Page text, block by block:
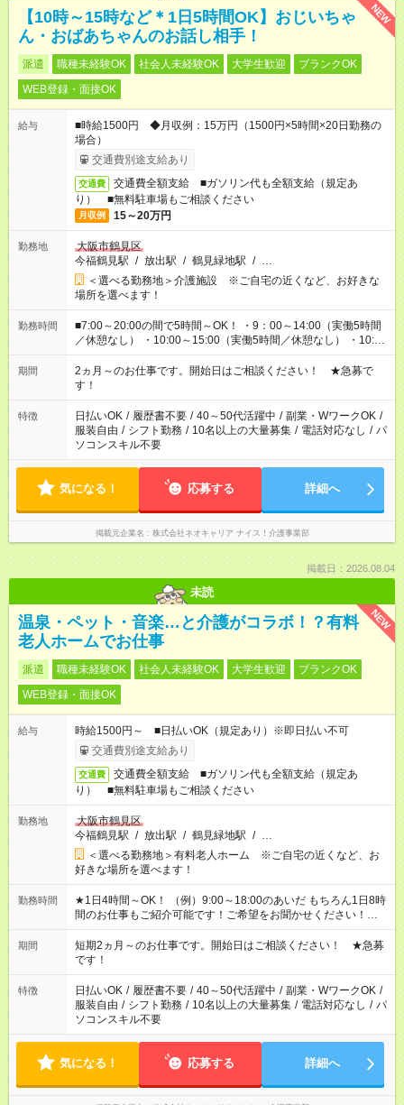
NEW
【10時～15時など＊1日5時間OK】おじいちゃ
ん・おばあちゃんのお話し相手！
派遣 職種未経験OK 社会人未経験OK 大学生歓迎
ブランクOK
WEB登録・面接OK
給与
■時給1500円 ◆月収例：15万円（1500円×5時間×20日勤務の
場合）
交通費別途支給あり
交通費
交通費全額支給 ■ガソリン代も全額支給（規定あ
り） ■無料駐車場もご相談ください
月収例 15～20万円
勤務地
大阪市鶴見区
今福鶴見駅 / 放出駅 / 鶴見緑地駅 / …
＜選べる勤務地＞介護施設 ※ご自宅の近くなど、お好きな
場所を選べます！
勤務時間
■7:00～20:00の間で5時間～OK！ ・9：00～14:00（実働5時間
／休憩なし） ・10:00～15:00（実働5時間／休憩なし） ・10:00
～16:00（実働5時間／休憩1時間） ・7：00～12:00（実働5時間
／休憩なし） ・12:00～17:00（実働5時間／休憩1時間） など ※
シフト制／上記は一例です。 ご希望をお聞かせください。
期間
2ヵ月～のお仕事です。開始日はご相談ください！ ★急募で
す！
特徴 日払いOK / 履歴書不要 / 40～50代活躍中 / 副業・WワークOK /
服装自由 / シフト勤務 / 10名以上の大量募集 / 電話対応なし / パ
ソコンスキル不要
気になる！ 応募する 詳細へ
掲載元企業名 株式会社ネオキャリア ナイス！介護事業部
掲載日：2026.08.04
未読
NEW
温泉・ペット・音楽…と介護がコラボ！？有料
老人ホームでお仕事
派遣 職種未経験OK 社会人未経験OK 大学生歓迎
ブランクOK
WEB登録・面接OK
給与
時給1500円～ ■日払いOK（規定あり）※即日払い不可
交通費別途支給あり
交通費
交通費全額支給 ■ガソリン代も全額支給（規定あ
り） ■無料駐車場もご相談ください
勤務地
大阪市鶴見区
今福鶴見駅 / 放出駅 / 鶴見緑地駅 / …
＜選べる勤務地＞有料老人ホーム ※ご自宅の近くなど、お
好きな場所を選べます！
勤務時間
★1日4時間～OK！ （例）9:00～18:00のあいだ もちろん1日8時
間のお仕事もご紹介可能です！ご希望をお聞かせください！★家
庭の都合でお休みが必要な場合も遠慮なくご相談ください。 ※
週最低15時間以上の勤務が必要です
期間
短期2ヵ月～のお仕事です。開始日はご相談ください！ ★急募
です！
特徴 日払いOK / 履歴書不要 / 40～50代活躍中 / 副業・WワークOK /
服装自由 / シフト勤務 / 10名以上の大量募集 / 電話対応なし / パ
ソコンスキル不要
気になる！ 応募する 詳細へ